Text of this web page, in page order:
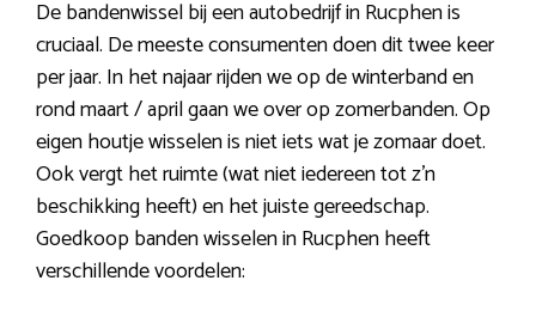
De bandenwissel bij een autobedrijf in Rucphen is
cruciaal. De meeste consumenten doen dit twee keer
per jaar. In het najaar rijden we op de winterband en
rond maart / april gaan we over op zomerbanden. Op
eigen houtje wisselen is niet iets wat je zomaar doet.
Ook vergt het ruimte (wat niet iedereen tot z’n
beschikking heeft) en het juiste gereedschap.
Goedkoop banden wisselen in Rucphen heeft
verschillende voordelen: